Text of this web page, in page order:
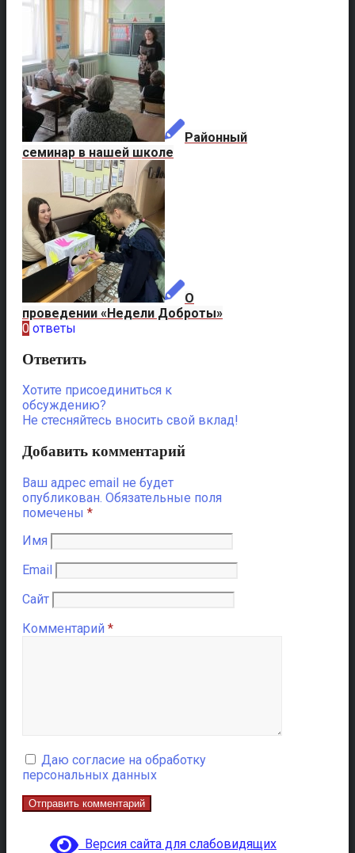
Районный
семинар в нашей школе
О
проведении «Недели Доброты»
0 ответы
Ответить
Хотите присоединиться к
обсуждению?
Не стесняйтесь вносить свой вклад!
Добавить комментарий
Ваш адрес email не будет
опубликован. Обязательные поля
помечены *
Имя
Email
Сайт
Комментарий *
Даю согласие на обработку
персональных данных
Версия сайта для слабовидящих